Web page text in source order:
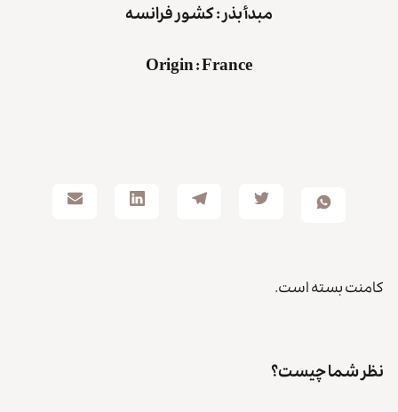
مبدأ بذر : کشورفرانسه
Origin:France
کامنت بسته است.
نظر شما چیست؟